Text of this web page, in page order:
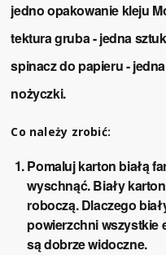
jedno opakowanie kleju
tektura gruba - jedna
spinacz do papieru -
nożyczki.
Co należy zrobić:
Pomaluj karton białą
wyschnąć. Biały
roboczą. Dlaczego
powierzchni wszystkie
są dobrze widoczne.